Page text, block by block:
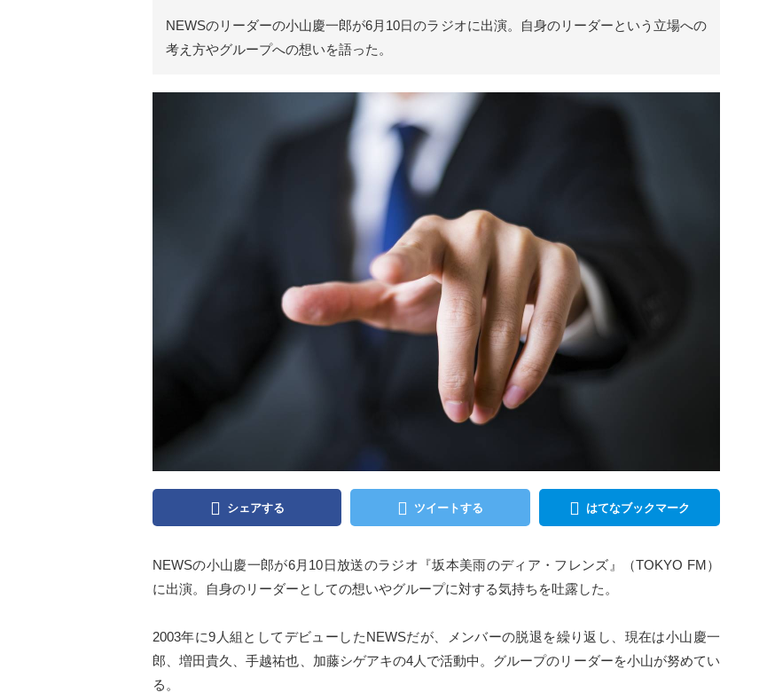
NEWSのリーダーの小山慶一郎が6月10日のラジオに出演。自身のリーダーという立場への
考え方やグループへの想いを語った。
シェアする ツイートする はてなブックマーク
NEWSの小山慶一郎が6月10日放送のラジオ『坂本美雨のディア・フレンズ』（TOKYO FM）
に出演。自身のリーダーとしての想いやグループに対する気持ちを吐露した。
2003年に9人組としてデビューしたNEWSだが、メンバーの脱退を繰り返し、現在は小山慶一
郎、増田貴久、手越祐也、加藤シゲアキの4人で活動中。グループのリーダーを小山が努めてい
る。
記事を読む
記事を読む